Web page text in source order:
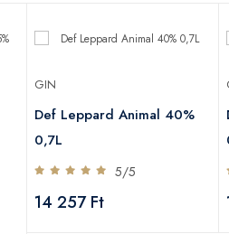
GIN
Def Leppard Animal 40%
0,7L
5/5
14 257 Ft